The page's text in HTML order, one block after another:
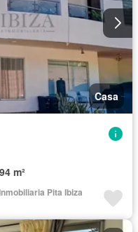
Casa
94 m²
Pita Ibiza